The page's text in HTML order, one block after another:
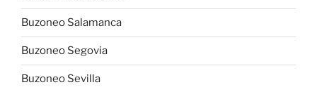
Buzoneo Salamanca
Buzoneo Segovia
Buzoneo Sevilla